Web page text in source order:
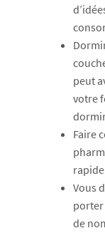
peut
votre
Faire
Vous
porter
de